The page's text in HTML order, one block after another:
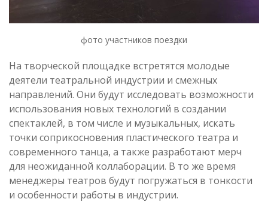
фото участников поездки
На творческой площадке встретятся молодые
деятели театральной индустрии и смежных
направлений. Они будут исследовать возможности
использования новых технологий в создании
спектаклей, в том числе и музыкальных, искать
точки соприкосновения пластического театра и
современного танца, а также разработают мерч
для неожиданной коллаборации. В то же время
менеджеры театров будут погружаться в тонкости
и особенности работы в индустрии.